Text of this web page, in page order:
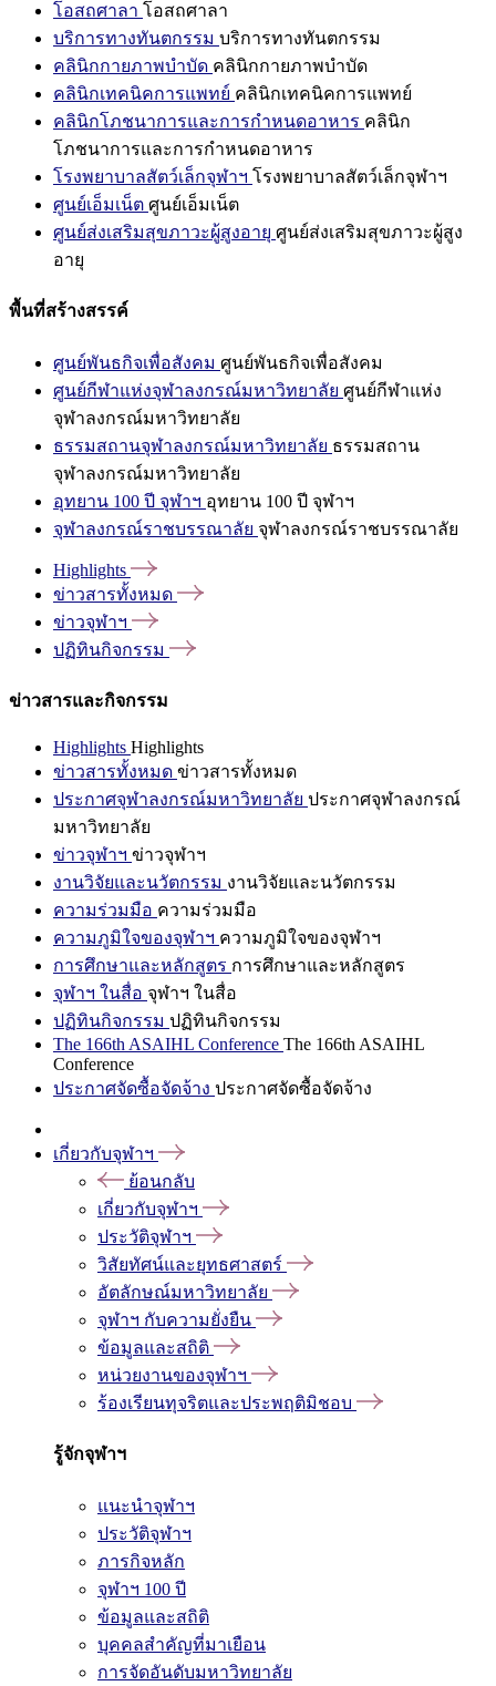
โอสถศาลา โอสถศาลา
บริการทางทันตกรรม บริการทางทันตกรรม
คลินิกกายภาพบำบัด คลินิกกายภาพบำบัด
คลินิกเทคนิคการแพทย์ คลินิกเทคนิคการแพทย์
คลินิกโภชนาการและการกำหนดอาหาร คลินิก
โภชนาการและการกำหนดอาหาร
โรงพยาบาลสัตว์เล็กจุฬาฯ โรงพยาบาลสัตว์เล็กจุฬาฯ
ศูนย์เอ็มเน็ต ศูนย์เอ็มเน็ต
ศูนย์ส่งเสริมสุขภาวะผู้สูงอายุ ศูนย์ส่งเสริมสุขภาวะผู้สูง
อายุ
พื้นที่สร้างสรรค์
ศูนย์พันธกิจเพื่อสังคม ศูนย์พันธกิจเพื่อสังคม
ศูนย์กีฬาแห่งจุฬาลงกรณ์มหาวิทยาลัย ศูนย์กีฬาแห่ง
จุฬาลงกรณ์มหาวิทยาลัย
ธรรมสถานจุฬาลงกรณ์มหาวิทยาลัย ธรรมสถาน
จุฬาลงกรณ์มหาวิทยาลัย
อุทยาน 100 ปี จุฬาฯ อุทยาน 100 ปี จุฬาฯ
จุฬาลงกรณ์ราชบรรณาลัย จุฬาลงกรณ์ราชบรรณาลัย
Highlights
ข่าวสารทั้งหมด
ข่าวจุฬาฯ
ปฏิทินกิจกรรม
ข่าวสารและกิจกรรม
Highlights Highlights
ข่าวสารทั้งหมด ข่าวสารทั้งหมด
ประกาศจุฬาลงกรณ์มหาวิทยาลัย ประกาศจุฬาลงกรณ์
มหาวิทยาลัย
ข่าวจุฬาฯ ข่าวจุฬาฯ
งานวิจัยและนวัตกรรม งานวิจัยและนวัตกรรม
ความร่วมมือ ความร่วมมือ
ความภูมิใจของจุฬาฯ ความภูมิใจของจุฬาฯ
การศึกษาและหลักสูตร การศึกษาและหลักสูตร
จุฬาฯ ในสื่อ จุฬาฯ ในสื่อ
ปฏิทินกิจกรรม ปฏิทินกิจกรรม
The 166th ASAIHL Conference The 166th ASAIHL
Conference
ประกาศจัดซื้อจัดจ้าง ประกาศจัดซื้อจัดจ้าง
เกี่ยวกับจุฬาฯ
ย้อนกลับ
เกี่ยวกับจุฬาฯ
ประวัติจุฬาฯ
วิสัยทัศน์และยุทธศาสตร์
อัตลักษณ์มหาวิทยาลัย
จุฬาฯ กับความยั่งยืน
ข้อมูลและสถิติ
หน่วยงานของจุฬาฯ
ร้องเรียนทุจริตและประพฤติมิชอบ
รู้จักจุฬาฯ
แนะนำจุฬาฯ
ประวัติจุฬาฯ
ภารกิจหลัก
จุฬาฯ 100 ปี
ข้อมูลและสถิติ
บุคคลสำคัญที่มาเยือน
การจัดอันดับมหาวิทยาลัย